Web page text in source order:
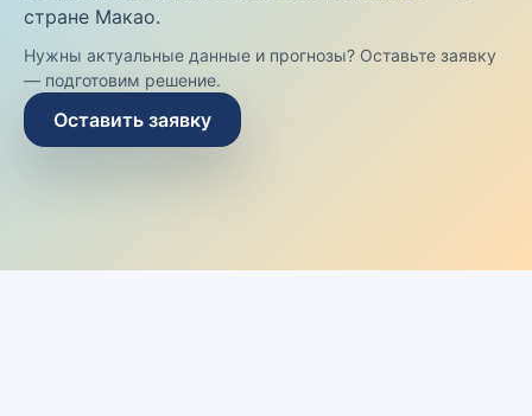
стране Макао.
Нужны актуальные данные и прогнозы? Оставьте заявку
— подготовим решение.
Оставить заявку